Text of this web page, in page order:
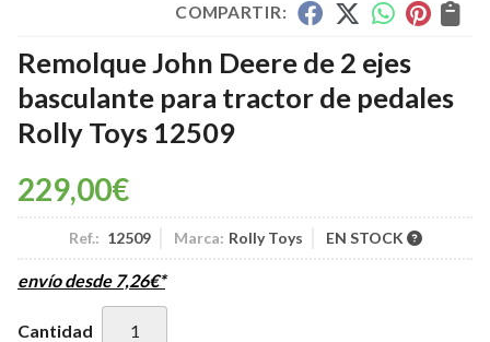
COMPARTIR:
Remolque John Deere de 2 ejes
basculante para tractor de pedales
Rolly Toys 12509
229,00€
Ref.: 12509 Marca: Rolly Toys EN STOCK
envío desde 7,26€*
Cantidad